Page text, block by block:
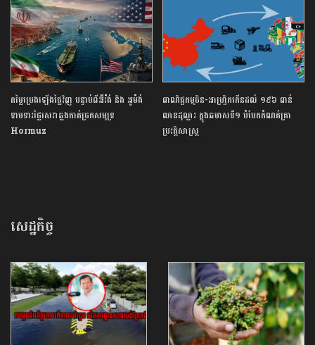
តម្លៃប្រេងឡើងថ្លៃវិញ បន្ទាប់ពីអ៊ីរ៉ង់ និង អូម៉ង់
ទាមទារថ្លៃសេវាឆ្លងកាត់ច្រកសមុទ្រ
Hormuz
ពាណិជ្ជកម្ម​ចិន​-​អាហ្វ្រិក​កើន​ដល់​ ​១៩៦​ ​ពាន់​
លាន​ដុល្លារ​ ក្នុង​ឆមាស​ទី​១​ ​បំបែក​កំណត់ត្រា​
ប្រវត្តិសាស្ត្រ​
សេដ្ឋកិច្ច